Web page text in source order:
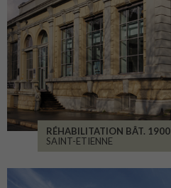
RÉHABILITATION BÂT. 1900
SAINT-ETIENNE